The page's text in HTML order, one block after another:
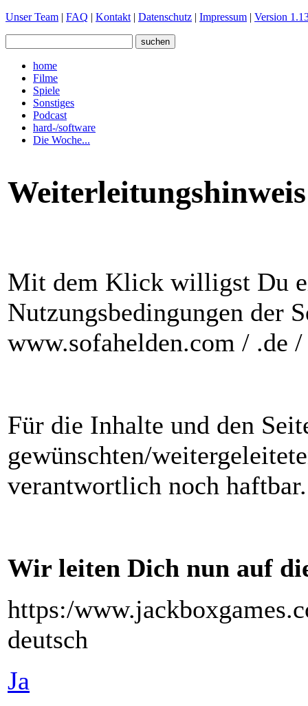
Unser Team | FAQ | Kontakt | Datenschutz | Impressum | Version
home
Filme
Spiele
Sonstiges
Podcast
hard-/software
Die Woche...
Weiterleitungshinweis
Mit dem Klick willigst Du
Nutzungsbedingungen der
www.sofahelden.com / .de
Für die Inhalte und den
gewünschten/
verantwortlich noch haftbar.
Wir leiten Dich nun auf
https:/
deutsch
Ja